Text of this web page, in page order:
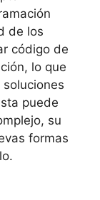
de los
código de
lo que
puede
su
formas